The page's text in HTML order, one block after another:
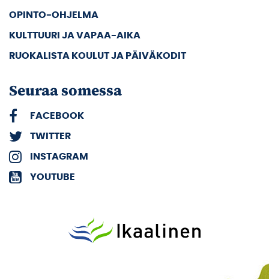
OPINTO-OHJELMA
KULTTUURI JA VAPAA-AIKA
RUOKALISTA KOULUT JA PÄIVÄKODIT
Seuraa somessa
FACEBOOK
TWITTER
INSTAGRAM
YOUTUBE